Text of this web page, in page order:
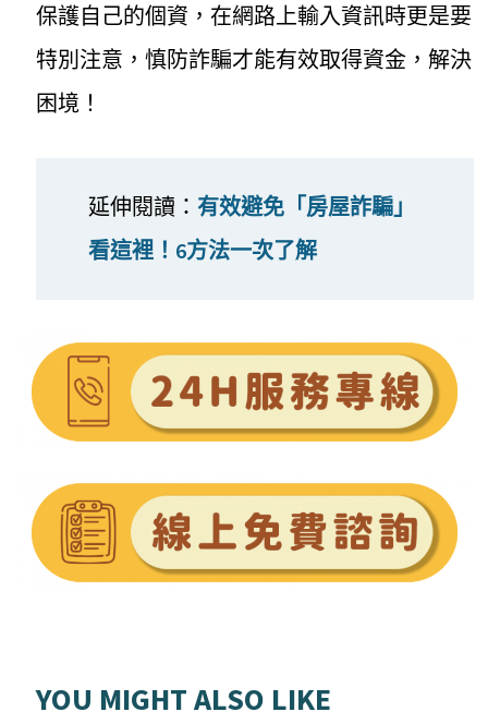
保護自己的個資，在網路上輸入資訊時更是要
特別注意，慎防詐騙才能有效取得資金，解決
困境！
延伸閱讀： 有效避免「房屋詐騙」
看這裡！6方法一次了解
YOU MIGHT ALSO LIKE